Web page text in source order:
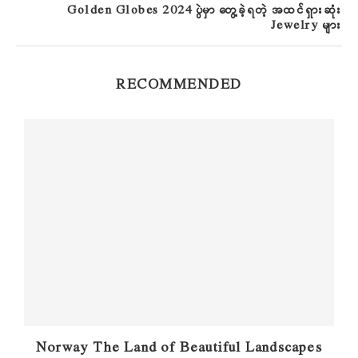
Golden Globes 2024 ပွဲမှာ တွေ့ခဲ့ရတဲ့ အထင်ရှားဆုံး
Jewelry များ
RECOMMENDED
Norway The Land of Beautiful Landscapes